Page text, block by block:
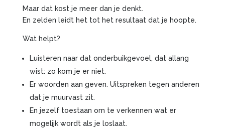
Maar dat kost je meer dan je denkt.
En zelden leidt het tot het resultaat dat je hoopte.
Wat helpt?
Luisteren naar dat onderbuikgevoel, dat allang
wist: zo kom je er niet.
Er woorden aan geven. Uitspreken tegen anderen
dat je muurvast zit.
En jezelf toestaan om te verkennen wat er
mogelijk wordt als je loslaat.